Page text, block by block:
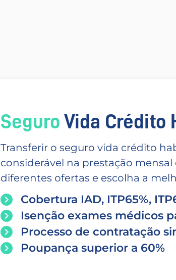
Seguro Vida Crédito
Transferir o seguro vida crédito
considerável na prestação
diferentes ofertas e escolha a
Cobertura IAD, ITP65%,
Isenção exames médicos
Processo de contratação
Poupança superior a 60%